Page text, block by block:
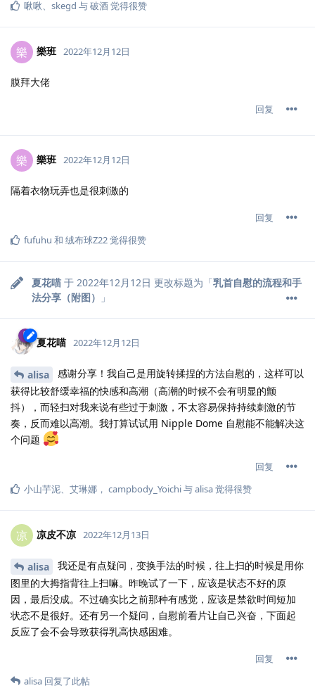
啾啾、 skegd 与破酒觉得很赞
樂 樂班 2022年12月12日
膜拜大佬
回复
樂 樂班 2022年12月12日
隔着衣物玩弄也是很刺激的
回复
fufuhu 和 绒布球Z22觉得很赞
夏花喵 于 2022年12月12日 更改标题为「乳首自慰的流程和手
法分享（附图）
」
夏花喵 2022年12月12日
alisa
感谢分享！我自己是用旋转揉捏的方法自慰的，这样可以
获得比较舒缓幸福的快感和高潮（高潮的时候不会有明显的颤
抖），而轻扫对我来说有些过于刺激，不太容易保持持续刺激的节
奏，反而难以高潮。我打算试试用 Nipple Dome 自慰能不能解决这
个问题
回复
小山芋泥、 艾琳娜 ， campbody_Yoichi与alisa觉得很赞
凉 凉皮不凉 2022年12月13日
alisa
我还是有点疑问，变换手法的时候，往上扫的时候是用你
图里的大拇指背往上扫嘛。昨晚试了一下，应该是状态不好的原
因，最后没成。不过确实比之前那种有感觉，应该是禁欲时间短加
状态不是很好。还有另一个疑问，自慰前看片让自己兴奋，下面起
反应了会不会导致获得乳高快感困难。
回复
alisa 回复了此帖